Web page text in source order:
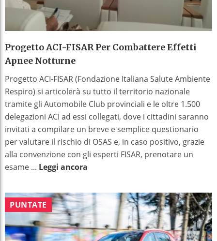
Progetto ACI-FISAR Per Combattere Effetti
Apnee Notturne
Progetto ACI-FISAR (Fondazione Italiana Salute Ambiente
Respiro) si articolerà su tutto il territorio nazionale
tramite gli Automobile Club provinciali e le oltre 1.500
delegazioni ACI ad essi collegati, dove i cittadini saranno
invitati a compilare un breve e semplice questionario
per valutare il rischio di OSAS e, in caso positivo, grazie
alla convenzione con gli esperti FISAR, prenotare un
esame ... Leggi ancora
PUNTATE